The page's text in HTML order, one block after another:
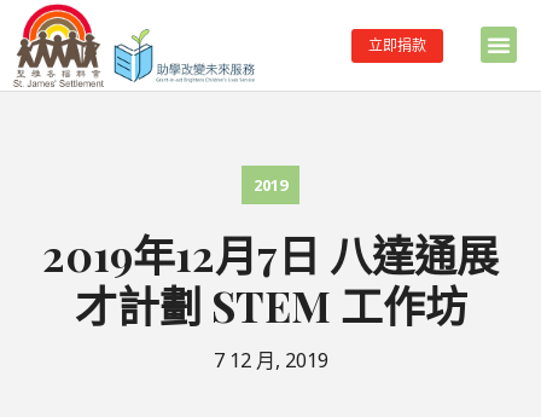
立即捐款
2019
2019年12月7日 八達通展
才計劃 STEM 工作坊
7 12 月, 2019